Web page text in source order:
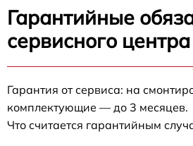
Гарантийные
сервисного
Гарантия от сервиса: на
комплектующие — до 3 месяцев.
Что считается гарантийным